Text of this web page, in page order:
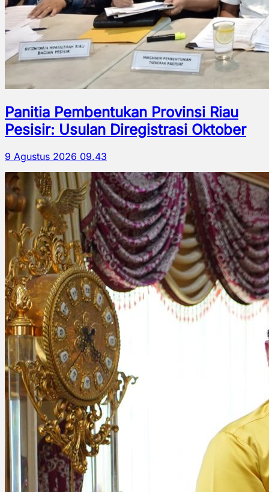
Panitia Pembentukan Provinsi Riau
Pesisir: Usulan Diregistrasi Oktober
9 Agustus 2026 09.43